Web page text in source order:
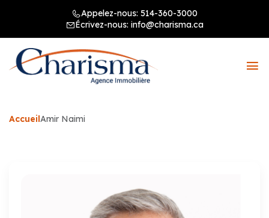
Appelez-nous: 514-360-3000
Écrivez-nous: info@charisma.ca
AccueilAmir Naimi